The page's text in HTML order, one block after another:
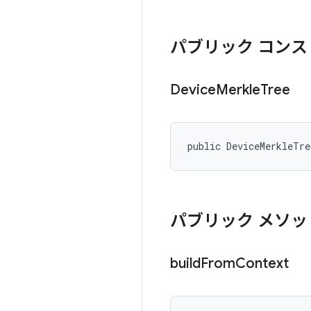
パブリック コン
DeviceMerkleTree
public
パブリック メソッ
buildFromContext